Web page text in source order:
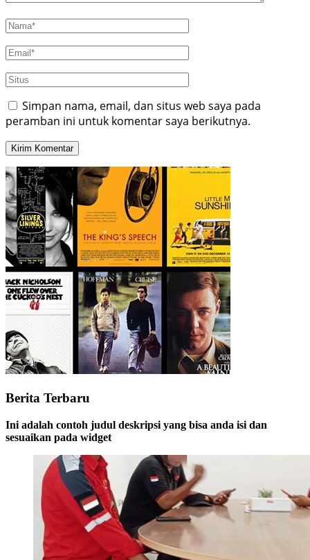
Simpan nama, email, dan situs web saya pada
peramban ini untuk komentar saya berikutnya.
Berita Terbaru
Ini adalah contoh judul deskripsi yang bisa anda isi dan
sesuaikan pada widget